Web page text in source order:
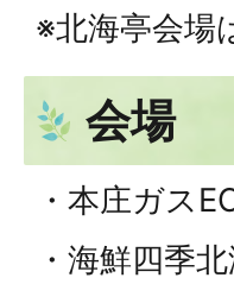
※北海亭会場
会場
・本庄ガス
・海鮮四季